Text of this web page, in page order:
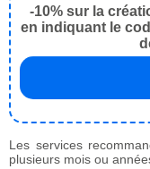
-10% sur la
en indiquant le
Les services
plusieurs mois ou